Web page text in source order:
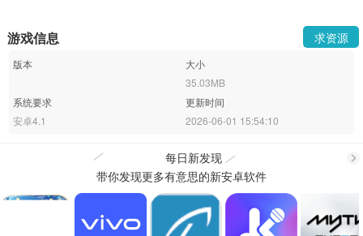
游戏信息 求资源
版本
大小
35.03MB
系统要求
安卓4.1
更新时间
2026-06-01 15:54:10
每日新发现
带你发现更多有意思的新安卓软件